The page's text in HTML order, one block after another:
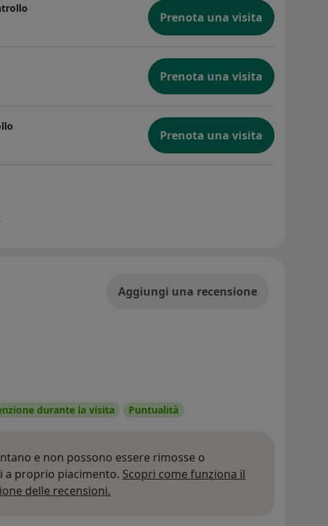
Prenota una visita
Prenota una visita
Prenota una visita
Aggiungi una recensione
durante la visita Puntualità
e non possono essere rimosse o
proprio piacimento. Scopri come funziona il
delle recensioni.